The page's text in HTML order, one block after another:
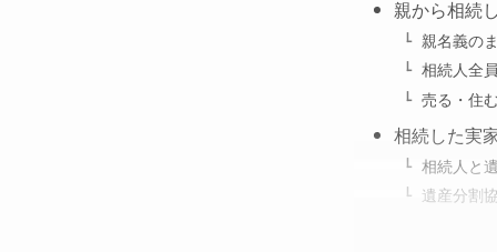
親から相続
親名義の
相続人全
売る・住
相続した実
相続人と
遺産分割